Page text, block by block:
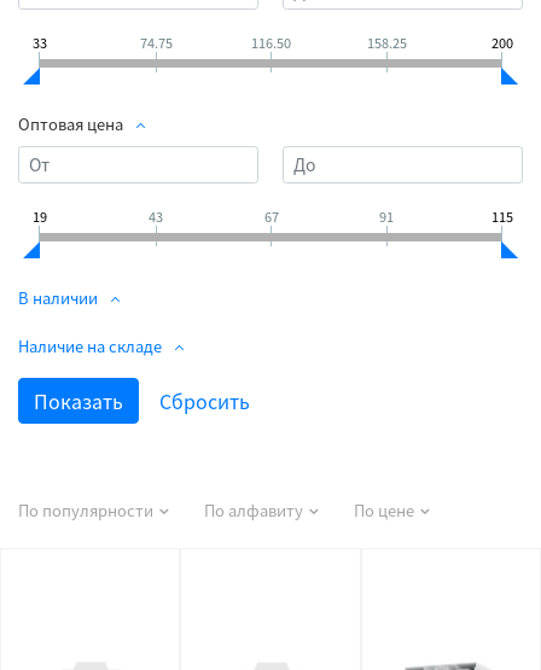
33 74.75 116.50 158.25 200
Оптовая цена
19 43 67 91 115
В наличии
Наличие на складе
По популярности По алфавиту По цене